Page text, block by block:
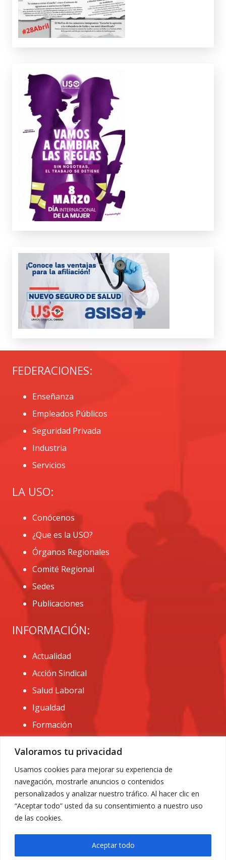
Valoramos tu privacidad
Usamos cookies para mejorar su experiencia de
navegación, mostrarle anuncios o contenidos
personalizados y analizar nuestro tráfico. Al hacer clic en
“Aceptar todo” usted da su consentimiento a nuestro uso
de las cookies.
Aceptar todo
FEDERACIONES:
Enseñanza
Empleados Públicos
Seguridad Privada
Industria
Servicios
LA USO:
Conócenos
¿Que es la USO?
Órganos Regionales
Comité Regional
Sedes
Publicaciones
INFORMACIÓN:
Actualidad
Acción Sindical
Salud Laboral
Igualdad
Formación
CONTACTO:
administracion@usomurcia.org
968 25 01 20
C/ Huerto de las bombas nº6. 30009 Murcia